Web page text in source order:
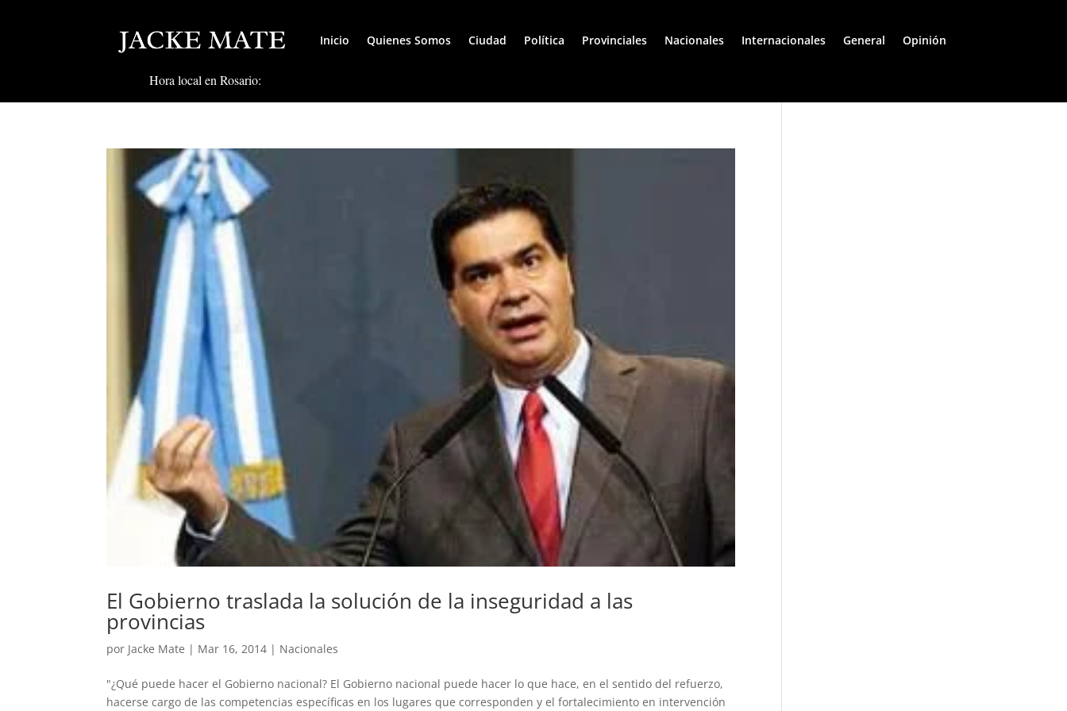
Inicio Quienes Somos Ciudad Política Provinciales Nacionales Internacionales General Opinión
Hora local en Rosario:
El Gobierno traslada la solución de la inseguridad a las
provincias
por Jacke Mate | Mar 16, 2014 | Nacionales
"¿Qué puede hacer el Gobierno nacional? El Gobierno nacional puede hacer lo que hace, en el sentido del refuerzo,
hacerse cargo de las competencias específicas en los lugares que corresponden y el fortalecimiento en intervención